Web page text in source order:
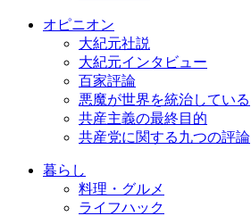
オピニオン
大紀元社説
大紀元インタビュー
百家評論
悪魔が世界を統治している
共産主義の最終目的
共産党に関する九つの評論
暮らし
料理・グルメ
ライフハック